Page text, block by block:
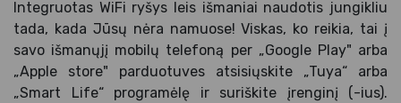
Integruotas WiFi ryšys leis išmaniai naudotis jungikliu
tada, kada Jūsų nėra namuose! Viskas, ko reikia, tai į
savo išmanųjį mobilų telefoną per „Google Play" arba
„Apple store" parduotuves atsisiųskite „Tuya“ arba
„Smart Life“ programėlę ir suriškite įrenginį (-ius).